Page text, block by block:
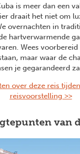
is meer dan een
draait het niet om
overnachten in
hartverwarmende
Wees
maar waar de
je gegarandeerd
over deze reis
reisvoorstelling >>
van